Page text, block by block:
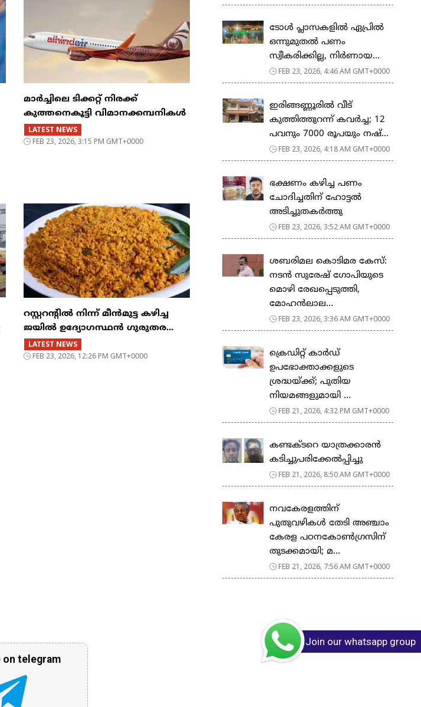
മാർച്ചിലെ ടിക്കറ്റ് നിരക്ക്
കുത്തനെകൂട്ടി വിമാനക്കമ്പനികൾ
LATEST NEWS
FEB 23, 2026, 3:15 PM GMT+0000
റസ്റ്ററന്റില്‍ നിന്ന് മീന്‍മുട്ട കഴിച്ച
ജയില്‍ ഉദ്യോഗസ്ഥന്‍ ഗുരുതര...
LATEST NEWS
FEB 23, 2026, 12:26 PM GMT+0000
on telegram
ടോള്‍ പ്ലാസകളില്‍ ഏപ്രില്‍
ഒന്നുമുതല്‍ പണം
സ്വീകരിക്കില്ല, നിര്‍ണായ...
FEB 23, 2026, 4:46 AM GMT+0000
ഇരിങ്ങണ്ണൂരിൽ വീട്
കുത്തിത്തുറന്ന് കവർച്ച; 12
പവനും 7000 രൂപയും നഷ്...
FEB 23, 2026, 4:18 AM GMT+0000
ഭക്ഷണം കഴിച്ച പണം
ചോദിച്ചതിന് ഹോട്ടൽ
അടിച്ചുതകർത്തു
FEB 23, 2026, 3:52 AM GMT+0000
ശബരിമല കൊടിമര കേസ്:
നടൻ സുരേഷ് ഗോപിയുടെ
മൊഴി രേഖപ്പെടുത്തി,
മോഹൻലാല...
FEB 23, 2026, 3:36 AM GMT+0000
ക്രെഡിറ്റ് കാർഡ്
ഉപഭോക്താക്കളുടെ
ശ്രദ്ധയ്ക്ക്; പുതിയ
നിയമങ്ങളുമായി ...
FEB 21, 2026, 4:32 PM GMT+0000
കണ്ടക്ടറെ യാത്രക്കാരൻ
കടിച്ചുപരിക്കേൽപ്പിച്ചു
FEB 21, 2026, 8:50 AM GMT+0000
നവകേരളത്തിന്
പുതുവഴികൾ തേടി അഞ്ചാം
കേരള പഠനകോൺഗ്രസിന്
തുടക്കമായി; മ...
FEB 21, 2026, 7:56 AM GMT+0000
Join our whatsapp group